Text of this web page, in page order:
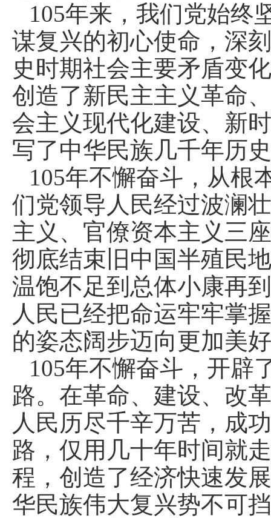
105年来，我们党始终
谋复兴的初心使命，深
史时期社会主要矛盾变
创造了新民主主义革命
会主义现代化建设、新
写了中华民族几千年历
105年不懈奋斗，从根
们党领导人民经过波澜
主义、官僚资本主义三
彻底结束旧中国半殖民
温饱不足到总体小康再
人民已经把命运牢牢掌
的姿态阔步迈向更加美
105年不懈奋斗，开辟
路。在革命、建设、改
人民历尽千辛万苦，成
路，仅用几十年时间就
程，创造了经济快速发
华民族伟大复兴势不可